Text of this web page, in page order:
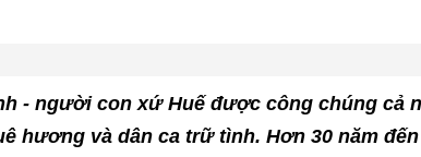
- người con xứ Huế được công chúng cả
hương và dân ca trữ tình. Hơn 30 năm